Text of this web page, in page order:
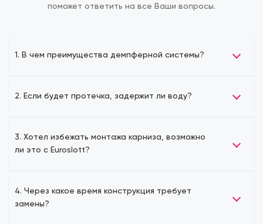
поможет ответить на все Ваши вопросы.
1. В чем преимущества демпферной системы?
2. Если будет протечка, задержит ли воду?
3. Хотел избежать монтажа карниза, возможно
ли это с Euroslott?
4. Через какое время конструкция требует
замены?